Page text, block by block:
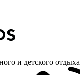
и детского отдыха